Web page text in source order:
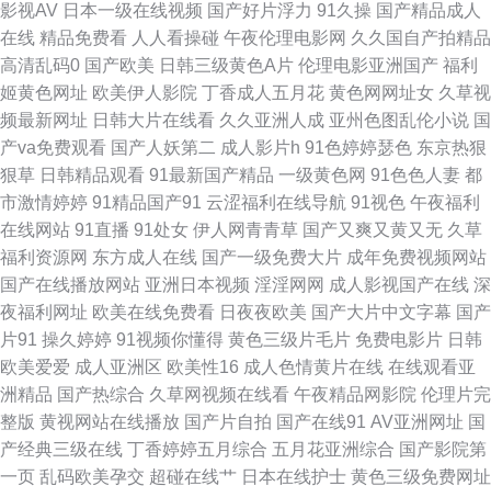
视频 无码不卡一区二区 91九色蝌蚪视频 黄色片网站 人人插人人摸 亚洲国产
日韩系列 东京热无套内射 欧美另类中文 午夜神器人妻 91视频综合大全 大香
蕉65伊人 免费欧美毛片A级 丝袜足交在线 91夫妻海角论坛 东京热综合色色
欧美精品综合 伊人久久国产 aa在线 国产色色五月天 女同操操 天天干天天干
91精品福利 福利所导航 伦理色电影 亚洲探花 超碰人人 久久一期二期中文
日韩色色图 91传媒网页版 超碰av人人 黄色链接大全 日本妈妈伦理 伊人老司
机大香蕉 东方av超碰 男人影院网 亚洲超碰在线57 av在线资源 国产伪娘ts在
线 欧美性交另类 香蕉在线观看视频 成人福利视频导航 第一福利论坛影院 日
韩国产在线视频 超碰福利电影 久草福力精品 日韩视频 91韩剧网 国产嫖妓自
影视AV 日本一级在线视频 国产好片浮力 91久操 国产精品成人
在线 精品免费看 人人看操碰 午夜伦理电影网 久久国自产拍精品
高清乱码0 国产欧美 日韩三级黄色A片 伦理电影亚洲国产 福利
姬黄色网址 欧美伊人影院 丁香成人五月花 黄色网网址女 久草视
频最新网址 日韩大片在线看 久久亚洲人成 亚州色图乱伦小说 国
产va免费观看 国产人妖第二 成人影片h 91色婷婷瑟色 东京热狠
狠草 日韩精品观看 91最新国产精品 一级黄色网 91色色人妻 都
市激情婷婷 91精品国产91 云涩福利在线导航 91视色 午夜福利
在线网站 91直播 91处女 伊人网青青草 国产又爽又黄又无 久草
福利资源网 东方成人在线 国产一级免费大片 成年免费视频网站
国产在线播放网站 亚洲日本视频 淫淫网网 成人影视国产在线 深
夜福利网址 欧美在线免费看 日夜夜欧美 国产大片中文字幕 国产
片91 操久婷婷 91视频你懂得 黄色三级片毛片 免费电影片 日韩
欧美爱爱 成人亚洲区 欧美性16 成人色情黄片在线 在线观看亚
洲精品 国产热综合 久草网视频在线看 午夜精品网影院 伦理片完
整版 黄视网站在线播放 国产片自拍 国产在线91 AV亚洲网址 国
产经典三级在线 丁香婷婷五月综合 五月花亚洲综合 国产影院第
一页 乱码欧美孕交 超碰在线艹 日本在线护士 黄色三级免费网址